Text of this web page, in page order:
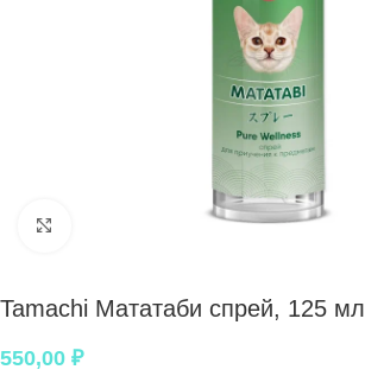
Нажмите, чтобы увеличить
Tamachi Мататаби спрей, 125 мл
550,00 ₽